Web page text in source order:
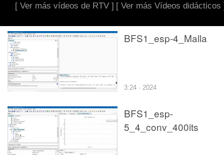
[ Ver más vídeos de RTV ] [ Ver más Vídeos didácticos
BFS1_esp-4_Malla
3:24 · 2024
BFS1_esp-
5_4_conv_400its